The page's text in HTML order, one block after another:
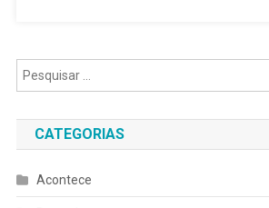
CATEGORIAS
Acontece